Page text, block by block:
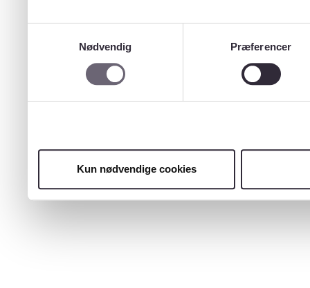
Nødvendig
Præferencer
Kun nødvendige cookies